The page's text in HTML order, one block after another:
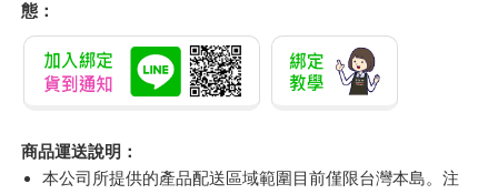
態：
商品運送說明：
本公司所提供的產品配送區域範圍目前僅限台灣本島。注